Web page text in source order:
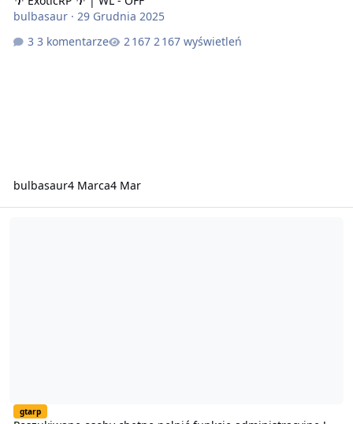
bulbasaur· 29 Grudnia 2025
3 komentarze
2 167 wyświetleń
bulbasaur4 Marca4 Mar
gtarp